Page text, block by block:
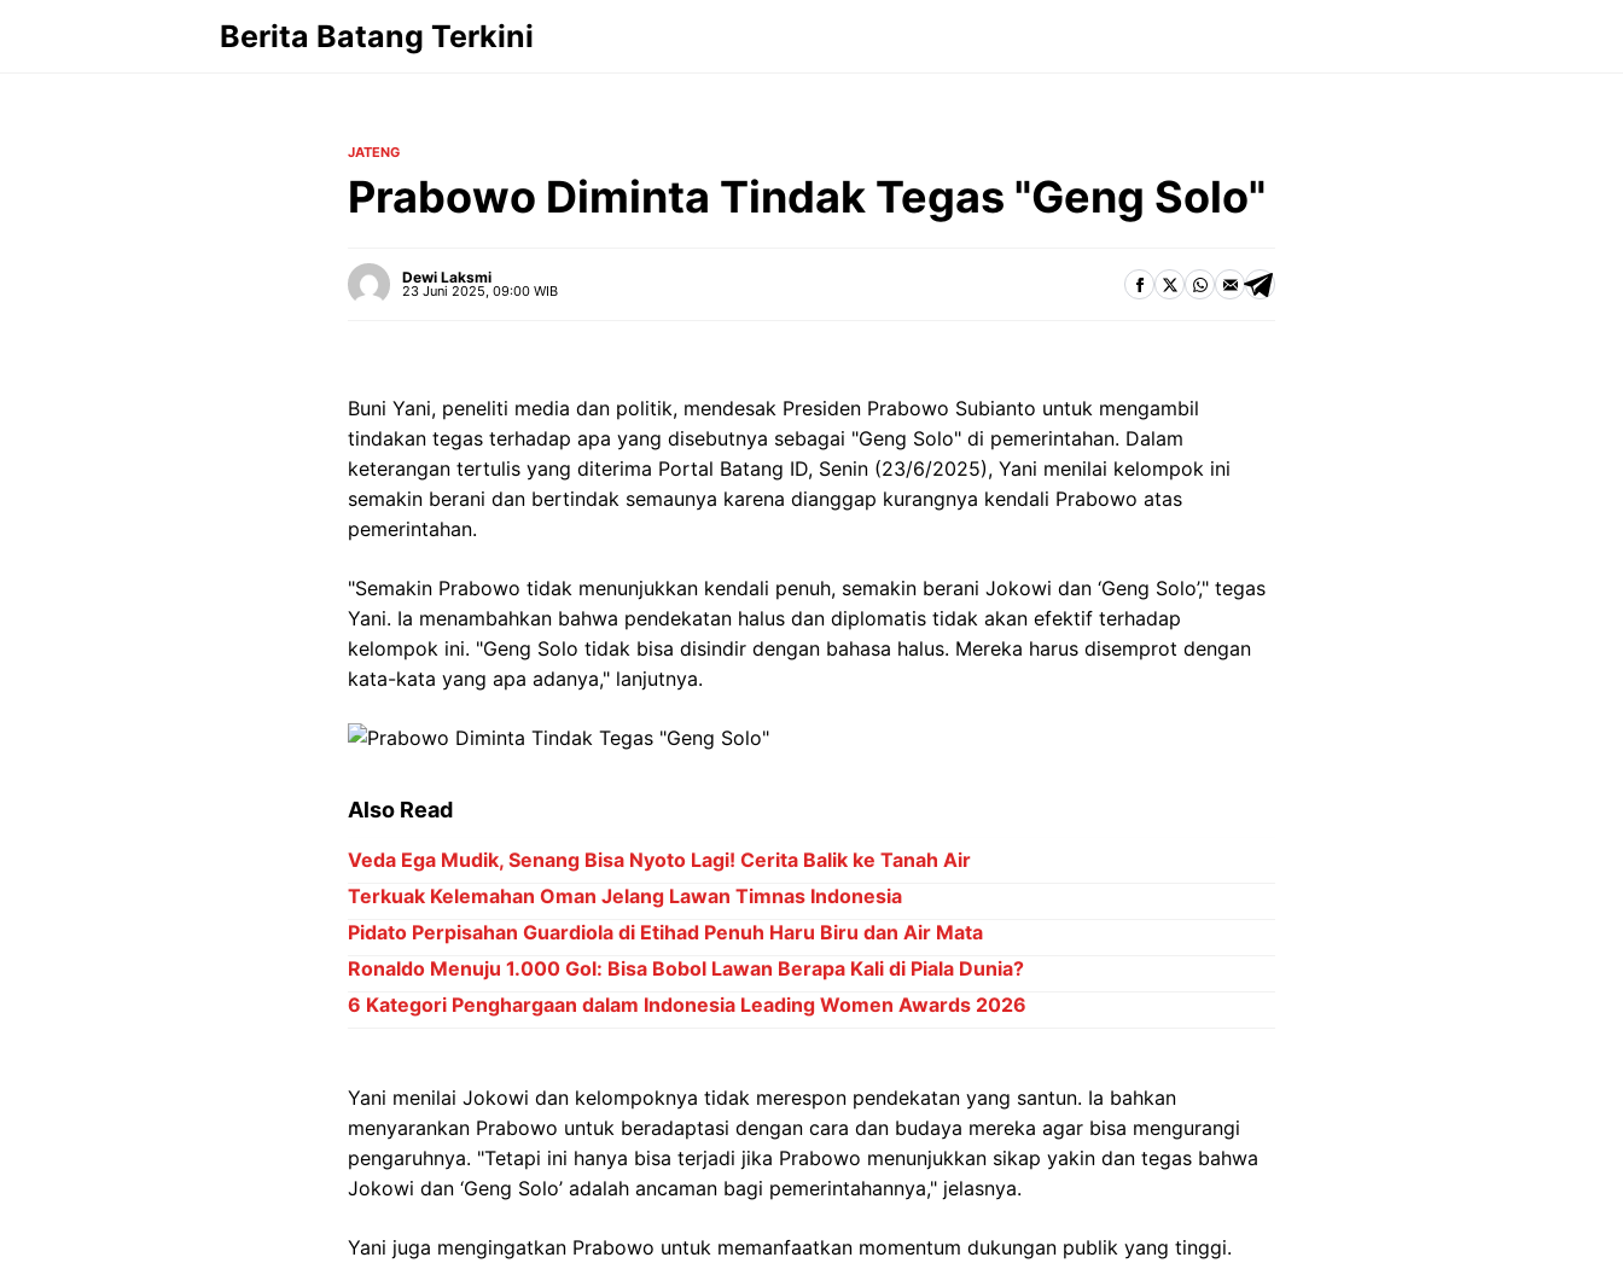
Berita Batang Terkini
JATENG
Prabowo Diminta Tindak Tegas "Geng Solo"
Dewi Laksmi
23 Juni 2025, 09:00 WIB
Buni Yani, peneliti media dan politik, mendesak Presiden Prabowo Subianto untuk mengambil
tindakan tegas terhadap apa yang disebutnya sebagai "Geng Solo" di pemerintahan. Dalam
keterangan tertulis yang diterima Portal Batang ID, Senin (23/6/2025), Yani menilai kelompok ini
semakin berani dan bertindak semaunya karena dianggap kurangnya kendali Prabowo atas
pemerintahan.
"Semakin Prabowo tidak menunjukkan kendali penuh, semakin berani Jokowi dan ‘Geng Solo’," tegas
Yani. Ia menambahkan bahwa pendekatan halus dan diplomatis tidak akan efektif terhadap
kelompok ini. "Geng Solo tidak bisa disindir dengan bahasa halus. Mereka harus disemprot dengan
kata-kata yang apa adanya," lanjutnya.
Also Read
Veda Ega Mudik, Senang Bisa Nyoto Lagi! Cerita Balik ke Tanah Air
Terkuak Kelemahan Oman Jelang Lawan Timnas Indonesia
Pidato Perpisahan Guardiola di Etihad Penuh Haru Biru dan Air Mata
Ronaldo Menuju 1.000 Gol: Bisa Bobol Lawan Berapa Kali di Piala Dunia?
6 Kategori Penghargaan dalam Indonesia Leading Women Awards 2026
Yani menilai Jokowi dan kelompoknya tidak merespon pendekatan yang santun. Ia bahkan
menyarankan Prabowo untuk beradaptasi dengan cara dan budaya mereka agar bisa mengurangi
pengaruhnya. "Tetapi ini hanya bisa terjadi jika Prabowo menunjukkan sikap yakin dan tegas bahwa
Jokowi dan ‘Geng Solo’ adalah ancaman bagi pemerintahannya," jelasnya.
Yani juga mengingatkan Prabowo untuk memanfaatkan momentum dukungan publik yang tinggi.